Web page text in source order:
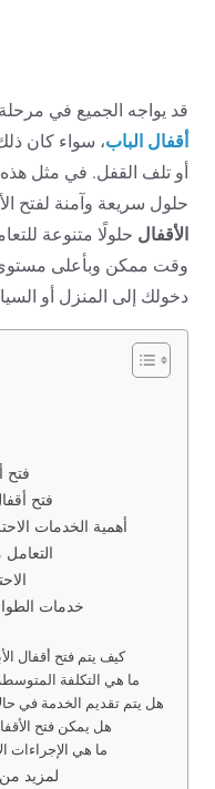
قد يواجه الجميع في
أقفال الباب، سواء كان
أو تلف القفل. في مثل هذه
حلول سريعة وآمنة لفتح
الأقفال حلولًا متنوعة
وقت ممكن وبأعلى مستوى
دخولك إلى المنزل أو
فتح
فتح
أهمية الخدمات
التعامل
خدمات
1. كيف يتم فتح أقفال
2. ما هي التكلفة
3. هل يتم تقديم الخدمة في
4. هل يمكن فتح
5. ما هي الإجراءات
لمزيد